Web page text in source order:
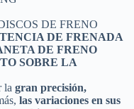
DE FRENO
DE FRENADA
DE FRENO
SOBRE LA
la gran precisión,
las variaciones en sus